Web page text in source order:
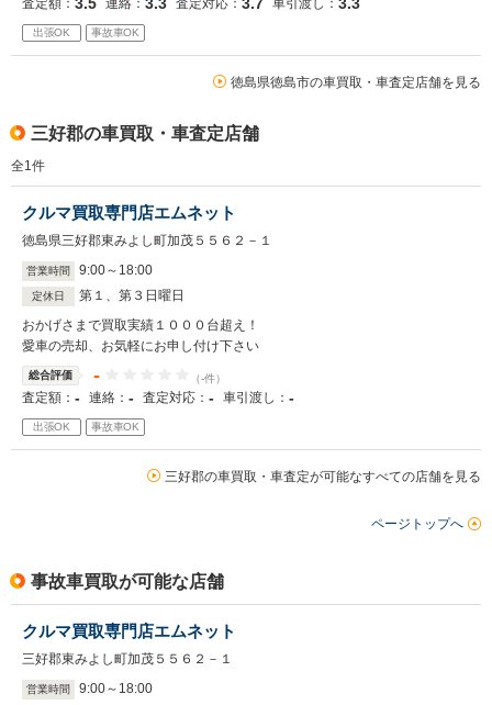
査定額： 連絡： 査定対応： 車引渡し：
出張OK 事故車OK
徳島県徳島市の車買取・車査定店舗を見る
三好郡の車買取・車査定店舗
全1件
クルマ買取専門店エムネット
徳島県三好郡東みよし町加茂５５６２－１
営業時間 9:00～ 18:00
定休日
第１、第３日曜日
おかげさまで買取実績１０００台超え！
愛車の売却、お気軽にお申し付け下さい
総合評価 - （-件）
査定額： - 連絡： - 査定対応： - 車引渡し： -
出張OK 事故車OK
三好郡の車買取・車査定が可能なすべての店舗を見る
ページトップへ
事故車買取が可能な店舗
クルマ買取専門店エムネット
三好郡東みよし町加茂５５６２－１
営業時間 9:00～ 18:00